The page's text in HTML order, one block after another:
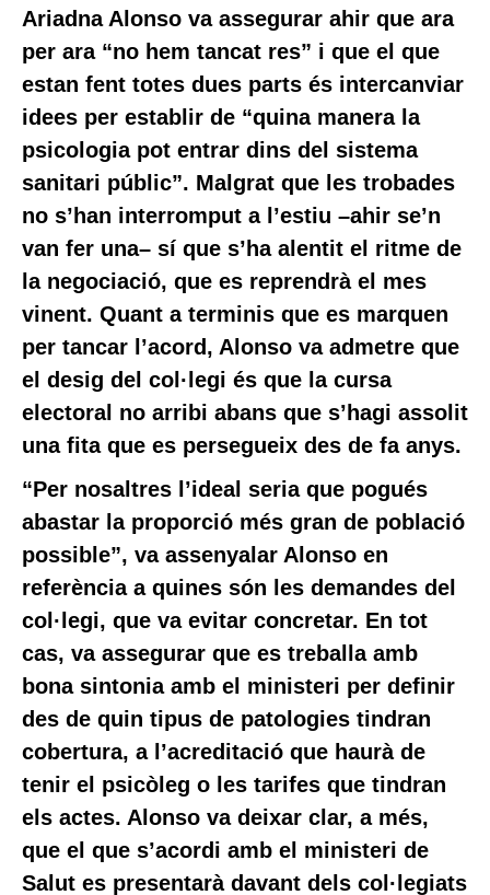
Ariadna Alonso va assegurar ahir que ara
per ara “no hem tancat res” i que el que
estan fent totes dues parts és intercanviar
idees per establir de “quina manera la
psicologia pot entrar dins del sistema
sanitari públic”. Malgrat que les trobades
no s’han interromput a l’estiu –ahir se’n
van fer una– sí que s’ha alentit el ritme de
la negociació, que es reprendrà el mes
vinent. Quant a terminis que es marquen
per tancar l’acord, Alonso va admetre que
el desig del col·legi és que la cursa
electoral no arribi abans que s’hagi assolit
una fita que es persegueix des de fa anys.
“Per nosaltres l’ideal seria que pogués
abastar la proporció més gran de població
possible”, va assenyalar Alonso en
referència a quines són les demandes del
col·legi, que va evitar concretar. En tot
cas, va assegurar que es treballa amb
bona sintonia amb el ministeri per definir
des de quin tipus de patologies tindran
cobertura, a l’acreditació que haurà de
tenir el psicòleg o les tarifes que tindran
els actes. Alonso va deixar clar, a més,
que el que s’acordi amb el ministeri de
Salut es presentarà davant dels col·legiats